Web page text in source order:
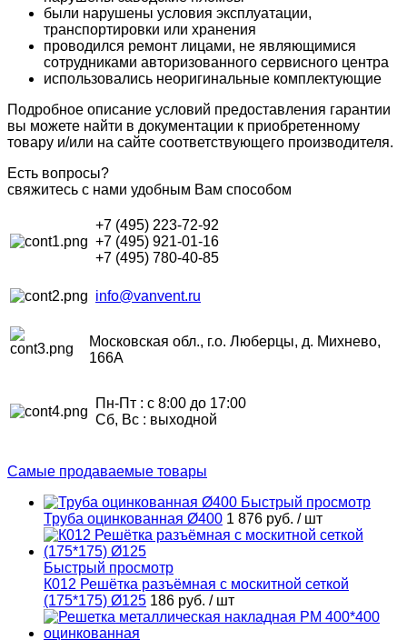
были нарушены условия эксплуатации,
транспортировки или хранения
проводился ремонт лицами, не являющимися
сотрудниками авторизованного сервисного центра
использовались неоригинальные комплектующие
Подробное описание условий предоставления гарантии
вы можете найти в документации к приобретенному
товару и/или на сайте соответствующего производителя.
Есть вопросы?
свяжитесь с нами удобным Вам способом
+7 (495) 223-72-92
+7 (495) 921-01-16
+7 (495) 780-40-85
info@vanvent.ru
Московская обл., г.о. Люберцы, д. Михнево,
166А
Пн-Пт : с 8:00 до 17:00
Сб, Вс : выходной
Самые продаваемые товары
Быстрый просмотр
Труба оцинкованная Ø400 1 876 руб. / шт
Быстрый просмотр
К012 Решётка разъёмная с москитной сеткой
(175*175) Ø125 186 руб. / шт